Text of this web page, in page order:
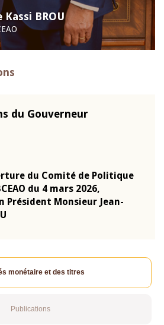
Kassi BROU
du Gouverneur
du Comité de Politique
du 4 mars 2026,
Président Monsieur Jean-
monétaire et des titres
Publications